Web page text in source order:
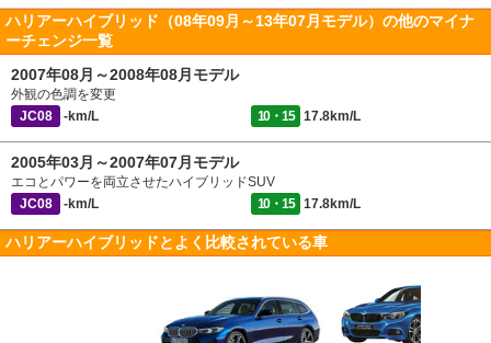
ハリアーハイブリッド（08年09月～13年07月モデル）の他のマイナ
ーチェンジ一覧
2007年08月～2008年08月モデル
外観の色調を変更
JC08
-km/L 10・15 17.8km/L
2005年03月～2007年07月モデル
エコとパワーを両立させたハイブリッドSUV
JC08
-km/L 10・15 17.8km/L
ハリアーハイブリッドとよく比較されている車